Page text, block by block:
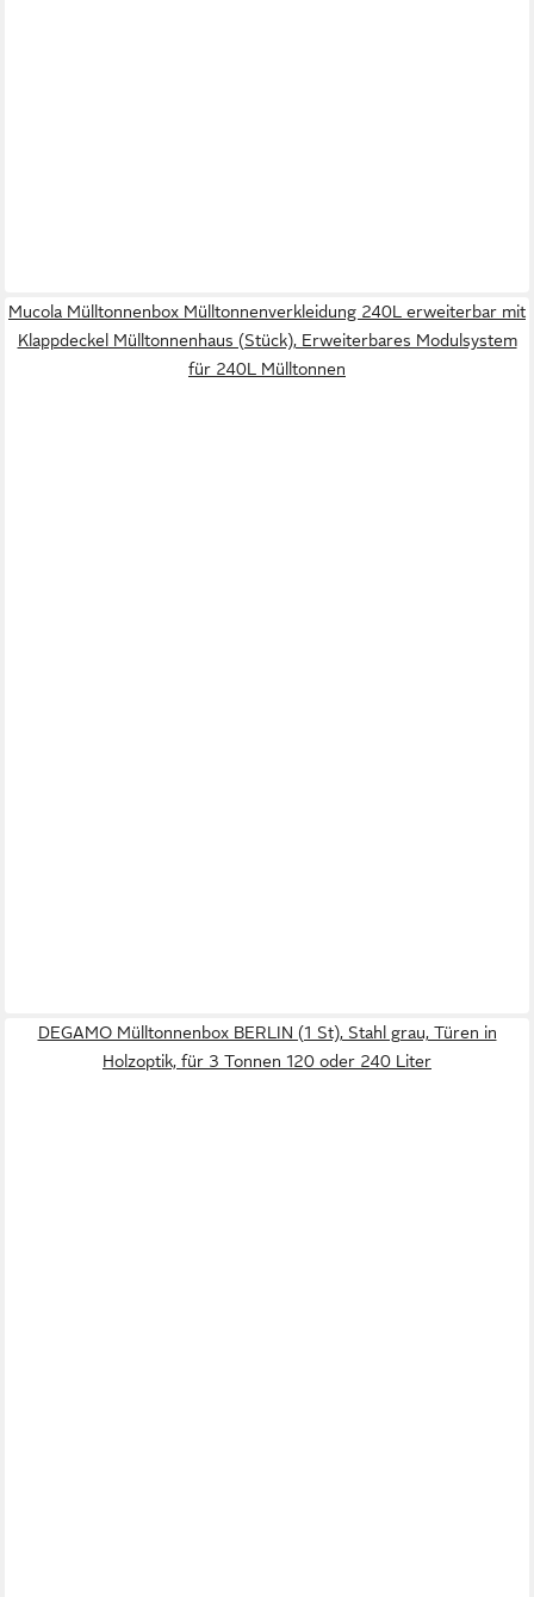
Mucola Mülltonnenbox Mülltonnenverkleidung 240L erweiterbar mit
Klappdeckel Mülltonnenhaus (Stück), Erweiterbares Modulsystem
für 240L Mülltonnen
DEGAMO Mülltonnenbox BERLIN (1 St), Stahl grau, Türen in
Holzoptik, für 3 Tonnen 120 oder 240 Liter